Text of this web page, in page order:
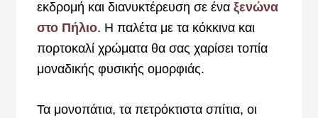
εκδρομή και διανυκτέρευση σε έναξενώνα
στο Πήλιο. Η παλέτα με τα κόκκινα και
πορτοκαλί χρώματα θα σας χαρίσει τοπία
μοναδικής φυσικής ομορφιάς.
Τα μονοπάτια, τα πετρόκτιστα σπίτια, οι